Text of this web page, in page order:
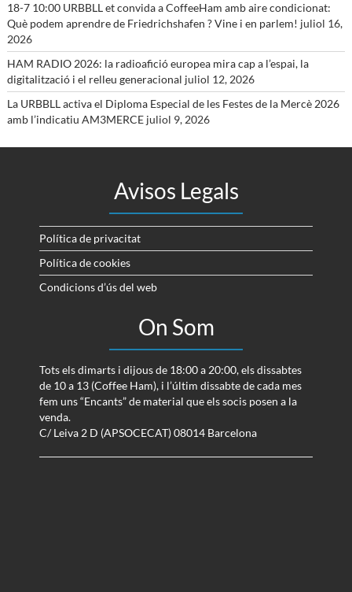
18-7 10:00 URBBLL et convida a CoffeeHam amb aire condicionat:
Què podem aprendre de Friedrichshafen ? Vine i en parlem! juliol 16,
2026
HAM RADIO 2026: la radioafició europea mira cap a l’espai, la
digitalització i el relleu generacional juliol 12, 2026
La URBBLL activa el Diploma Especial de les Festes de la Mercè 2026
amb l’indicatiu AM3MERCE juliol 9, 2026
Avisos Legals
Política de privacitat
Política de cookies
Condicions d’ús del web
On Som
Tots els dimarts i dijous de 18:00 a 20:00, els dissabtes
de 10 a 13 (Coffee Ham), i l’últim dissabte de cada mes
fem uns “Encants” de material que els socis posen a la
venda.
C/ Leiva 2 D (APSOCECAT) 08014 Barcelona